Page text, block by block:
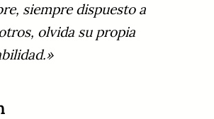
siempre dispuesto a
olvida su propia